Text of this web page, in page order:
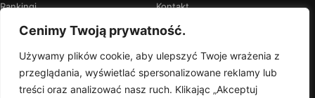
Cenimy Twoją prywatność.
Używamy plików cookie, aby ulepszyć Twoje wrażenia z
przeglądania, wyświetlać spersonalizowane reklamy lub
treści oraz analizować nasz ruch. Klikając „Akceptuj
Rankingi
Kontakt
Przejrzyste rekomendacje